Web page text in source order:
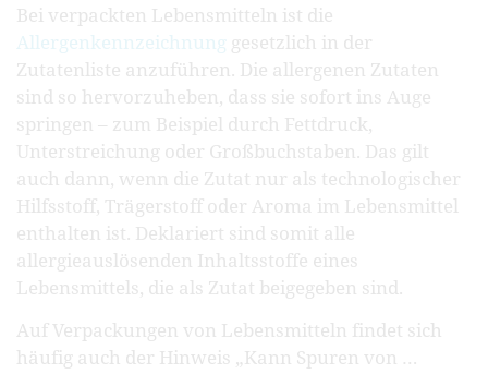
Bei verpackten Lebensmitteln ist die
Allergenkennzeichnung gesetzlich in der
Zutatenliste anzuführen. Die allergenen Zutaten
sind so hervorzuheben, dass sie sofort ins Auge
springen – zum Beispiel durch Fettdruck,
Unterstreichung oder Großbuchstaben. Das gilt
auch dann, wenn die Zutat nur als technologischer
Hilfsstoff, Trägerstoff oder Aroma im Lebensmittel
enthalten ist. Deklariert sind somit alle
allergieauslösenden Inhaltsstoffe eines
Lebensmittels, die als Zutat beigegeben sind.
Auf Verpackungen von Lebensmitteln findet sich
häufig auch der Hinweis „Kann Spuren von …